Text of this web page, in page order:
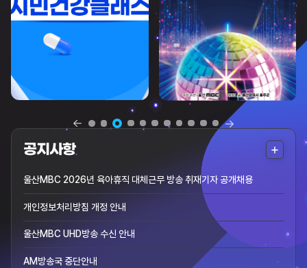
공지사항
울산MBC 2026년 육아휴직 대체근무 방송 취재기자 공개채용
개인정보처리방침 개정 안내
울산MBC UHD방송 수신 안내
AM방송국 중단안내
더